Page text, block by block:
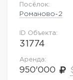
Посёлок:
Романово-2
ID Объекта:
31774
Аренда:
950'000